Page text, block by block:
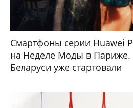
Смартфоны серии Huawei
на Неделе Моды в Париже.
Беларуси уже стартовали